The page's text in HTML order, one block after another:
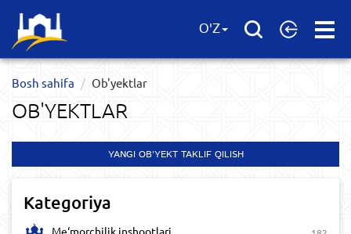
Open
O'Z
Bosh sahifa Ob'yektlar​
OB'YEKTLAR​
YANGI OB'YEKT TAKLIF QILISH
Kategoriya
Me‘morchilik inshootlari